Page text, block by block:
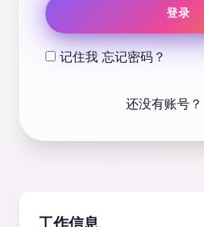
登录
记住我 忘记密码？
还没有账号？